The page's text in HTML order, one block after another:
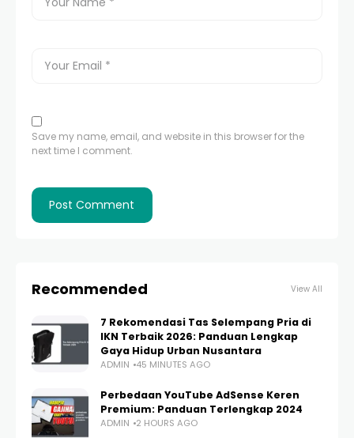
Save my name, email, and website in this browser for the
next time I comment.
Recommended View All
7 Rekomendasi Tas Selempang Pria di
IKN Terbaik 2026: Panduan Lengkap
Gaya Hidup Urban Nusantara
ADMIN 45 MINUTES AGO
Perbedaan YouTube AdSense Keren
Premium: Panduan Terlengkap 2024
ADMIN 2 HOURS AGO